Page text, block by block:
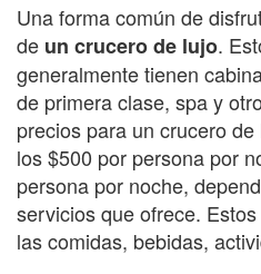
Una forma común de
de un crucero de lujo.
generalmente tienen
de primera clase, spa y
precios para un crucero
los $500 por persona por
persona por noche,
servicios que ofrece.
las comidas, bebidas,